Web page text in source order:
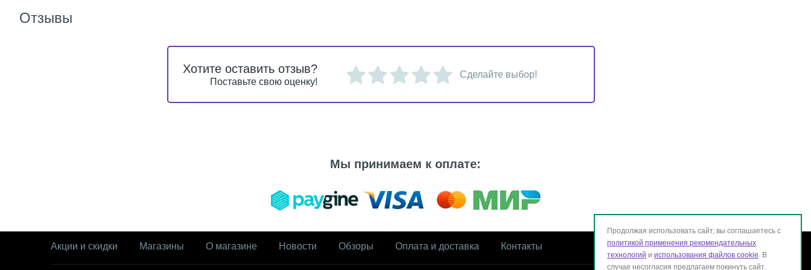
Отзывы
Хотите оставить отзыв?
Поставьте свою оценку!
Сделайте выбор!
Мы принимаем к оплате:
Акции и скидки Магазины О магазине Новости Обзоры Оплата и доставка Контакты
Продолжая использовать сайт, вы соглашаетесь с
политикой применения рекомендательных
технологий и использования файлов cookie. В
случае несогласия предлагаем покинуть сайт.